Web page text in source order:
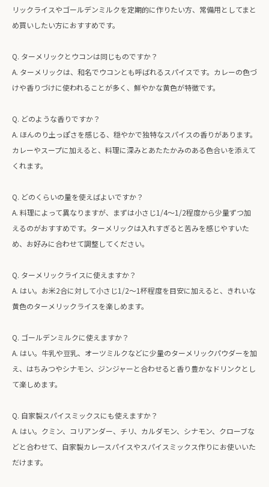
リックライスやゴールデンミルクを定期的に作りたい方、常備用としてまと
め買いしたい方におすすめです。
Q. ターメリックとウコンは同じものですか？
A. ターメリックは、和名でウコンとも呼ばれるスパイスです。カレーの色づ
けや香りづけに使われることが多く、鮮やかな黄色が特徴です。
Q. どのような香りですか？
A. ほんのり土っぽさを感じる、穏やかで独特なスパイスの香りがあります。
カレーやスープに加えると、料理に深みとあたたかみのある色合いを添えて
くれます。
Q. どのくらいの量を使えばよいですか？
A. 料理によって異なりますが、まずは小さじ1/4〜1/2程度から少量ずつ加
えるのがおすすめです。ターメリックは入れすぎると苦みを感じやすいた
め、お好みに合わせて調整してください。
Q. ターメリックライスに使えますか？
A. はい。お米2合に対して小さじ1/2〜1杯程度を目安に加えると、きれいな
黄色のターメリックライスを楽しめます。
Q. ゴールデンミルクに使えますか？
A. はい。牛乳や豆乳、オーツミルクなどに少量のターメリックパウダーを加
え、はちみつやシナモン、ジンジャーと合わせると香り豊かなドリンクとし
て楽しめます。
Q. 自家製スパイスミックスにも使えますか？
A. はい。クミン、コリアンダー、チリ、カルダモン、シナモン、クローブな
どと合わせて、自家製カレースパイスやスパイスミックス作りにお使いいた
だけます。